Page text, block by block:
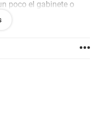
poco el gabinete o
y debo reiniciar el
las memorias ram
su respuesta<3